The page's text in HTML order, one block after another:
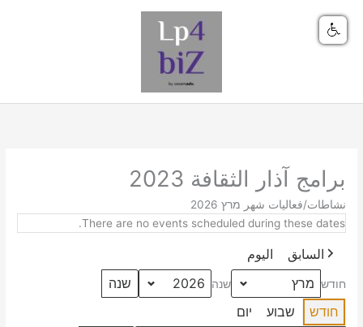
برامج آذار الثقافة 2023
نشاطات/فعاليات شهر מרץ 2026
There are no events scheduled during these dates.
السابق اليوم
חודש שנה
חודש שבוע יום
חפש
אירועים